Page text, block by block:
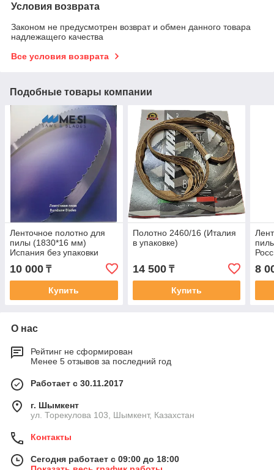
Условия возврата
Законом не предусмотрен возврат и обмен данного товара
надлежащего качества
Все условия возврата
Подобные товары компании
Ленточное полотно для
пилы (1830*16 мм)
Испания без упаковки
10 000 ₸
Купить
Полотно 2460/16 (Италия
в упаковке)
14 500₸
Купить
8
О нас
Рейтинг не сформирован
Менее 5 отзывов за последний год
Работает с 30.11.2017
г. Шымкент
ул. Торекулова 103, Шымкент, Казахстан
Контакты
Сегодня работает с 09:00 до 18:00